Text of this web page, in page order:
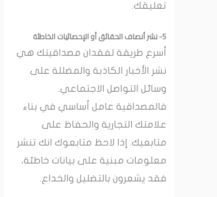
تعليقك.
أسرع طريقة لفقدان مصداقيتك هي
نشر الأخبار الكاذبة والمضللة على
وسائل التواصل الاجتماعي.
فالمصداقية عامل أساسي في بناء
علامتك التجارية والحفاظ على
متابعيك. إذا لاحظ متابعوك انك تنشر
معلومات مبنية على بيانات خاطئة،
فقد يشعرون بالتضليل والخداع.